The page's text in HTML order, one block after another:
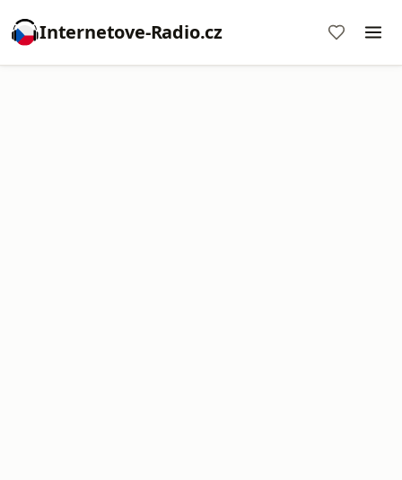
Internetove-Radio.cz